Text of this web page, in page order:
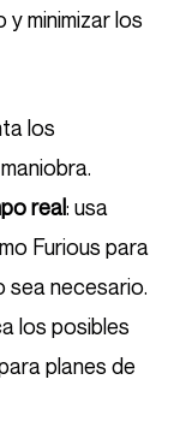
minimizar los
los
real: usa
Furious para
sea necesario.
los posibles
planes de